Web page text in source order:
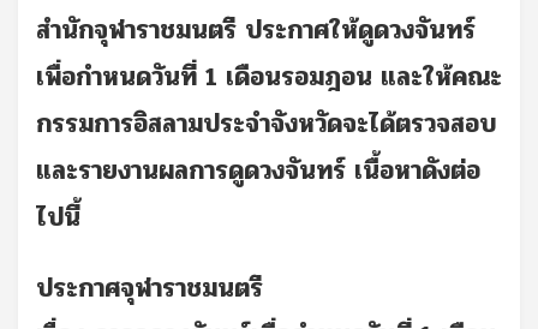
สำนักจุฬาราชมนตรี ประกาศให้ดูดวงจันทร์
เพื่อกำหนดวันที่ 1 เดือนรอมฎอน และให้คณะ
กรรมการอิสลามประจำจังหวัดจะได้ตรวจสอบ
และรายงานผลการดูดวงจันทร์ เนื้อหาดังต่อ
ไปนี้
ประกาศจุฬาราชมนตรี